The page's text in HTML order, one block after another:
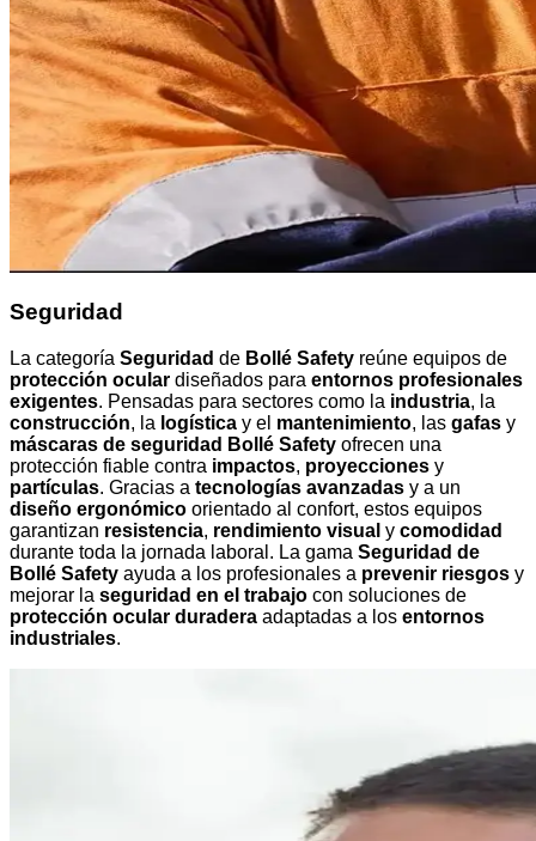
Seguridad
La categoría Seguridad de Bollé Safety reúne equipos de
protección ocular diseñados para entornos profesionales
exigentes. Pensadas para sectores como la industria, la
construcción, la logística y el mantenimiento, las gafas y
máscaras de seguridad Bollé Safety ofrecen una
protección fiable contra impactos, proyecciones y
partículas. Gracias a tecnologías avanzadas y a un
diseño ergonómico orientado al confort, estos equipos
garantizan resistencia, rendimiento visual y comodidad
durante toda la jornada laboral. La gama Seguridad de
Bollé Safety ayuda a los profesionales a prevenir riesgos y
mejorar la seguridad en el trabajo con soluciones de
protección ocular duradera adaptadas a los entornos
industriales.